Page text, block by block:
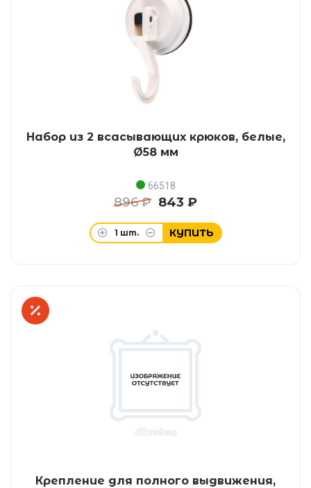
Набор из 2 всасывающих крюков, белые,
Ø58 мм
66518
896 ₽ 843 ₽
1 шт. КУПИТЬ
Крепление для полного выдвижения,